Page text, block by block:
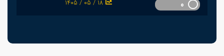
1405 / 05 / 18